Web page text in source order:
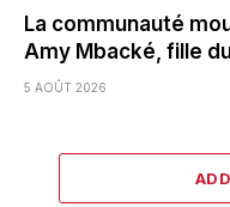
La communauté
Amy Mbacké, fille
5 AOÛT 2026